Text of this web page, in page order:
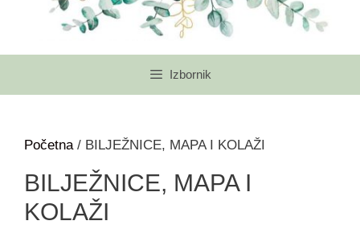
Izbornik
Početna/ BILJEŽNICE, MAPA I KOLAŽI
BILJEŽNICE, MAPA I
KOLAŽI